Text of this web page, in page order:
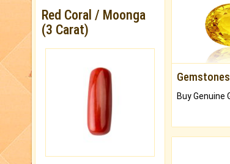
Red Coral / Moonga
(3 Carat)
Gemstones